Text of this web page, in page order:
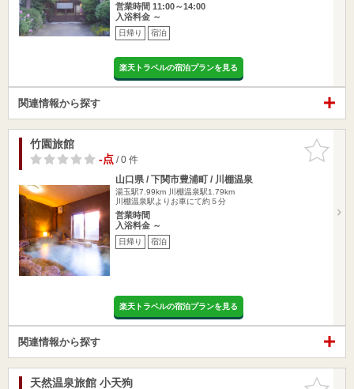
営業時間 11:00～14:00
入浴料金 ～
日帰り 宿泊
楽天トラベルの宿泊プランを見る
関連情報から探す
お気に入
りに追加
竹園旅館
-点/ 0 件
山口県 / 下関市豊浦町 / 川棚温泉
湯玉駅7.99km
川棚温泉駅1.79km
川棚温泉駅よりお車にて約５分
営業時間
入浴料金 ～
日帰り 宿泊
楽天トラベルの宿泊プランを見る
関連情報から探す
お気に入
天然温泉旅館 小天狗